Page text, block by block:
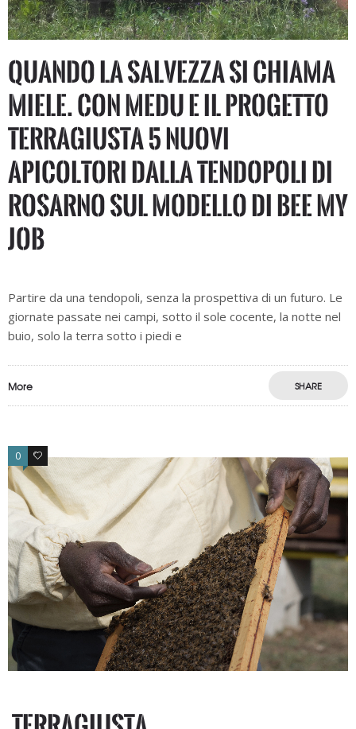
Quando la salvezza si chiama
miele. Con MEDU e il progetto
Terragiusta 5 nuovi
apicoltori dalla tendopoli di
Rosarno sul modello di Bee My
Job
Partire da una tendopoli, senza la prospettiva di un futuro. Le
giornate passate nei campi, sotto il sole cocente, la notte nel
buio, solo la terra sotto i piedi e
More SHARE
0 0